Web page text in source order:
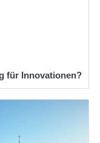
für Innovationen?